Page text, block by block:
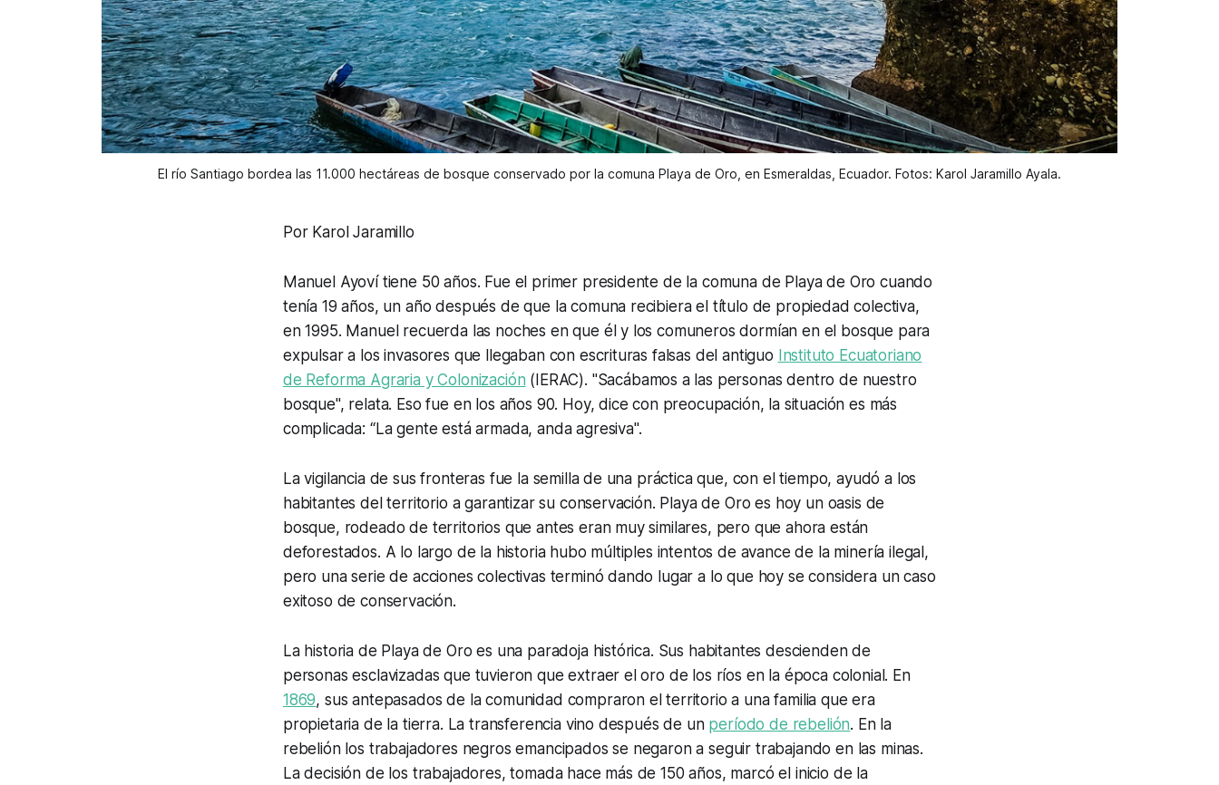
El río Santiago bordea las 11.000 hectáreas de bosque conservado por la comuna Playa de Oro, en Esmeraldas, Ecuador. Fotos: Karol Jaramillo Ayala.
Por Karol Jaramillo
Manuel Ayoví tiene 50 años. Fue el primer presidente de la comuna de Playa de Oro cuando
tenía 19 años, un año después de que la comuna recibiera el título de propiedad colectiva,
en 1995. Manuel recuerda las noches en que él y los comuneros dormían en el bosque para
expulsar a los invasores que llegaban con escrituras falsas del antiguo Instituto Ecuatoriano
de Reforma Agraria y Colonización (IERAC). "Sacábamos a las personas dentro de nuestro
bosque", relata. Eso fue en los años 90. Hoy, dice con preocupación, la situación es más
complicada: “La gente está armada, anda agresiva".
La vigilancia de sus fronteras fue la semilla de una práctica que, con el tiempo, ayudó a los
habitantes del territorio a garantizar su conservación. Playa de Oro es hoy un oasis de
bosque, rodeado de territorios que antes eran muy similares, pero que ahora están
deforestados. A lo largo de la historia hubo múltiples intentos de avance de la minería ilegal,
pero una serie de acciones colectivas terminó dando lugar a lo que hoy se considera un caso
exitoso de conservación.
La historia de Playa de Oro es una paradoja histórica. Sus habitantes descienden de
personas esclavizadas que tuvieron que extraer el oro de los ríos en la época colonial. En
1869, sus antepasados de la comunidad compraron el territorio a una familia que era
propietaria de la tierra. La transferencia vino después de un período de rebelión. En la
rebelión los trabajadores negros emancipados se negaron a seguir trabajando en las minas.
La decisión de los trabajadores, tomada hace más de 150 años, marcó el inicio de la